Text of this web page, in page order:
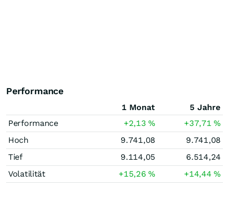
Performance
1 Monat
5 Jahre
Performance
+2,13% +37,71%
Hoch
9.741,08
9.741,08
Tief
9.114,05
6.514,24
Volatilität
+15,26% +14,44%